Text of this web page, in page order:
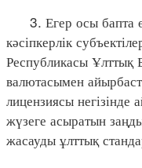
3. Егер осы бапта
кәсіпкерлік
Республикасы Ұлттық
валютасымен
лицензиясы негізінде
жүзеге асыратын
жасауды ұлттық